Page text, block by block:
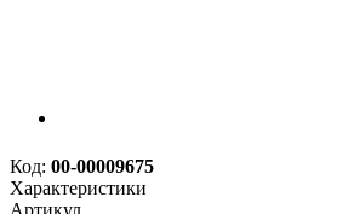
Код: 00-00009675
Характеристики
Артикул